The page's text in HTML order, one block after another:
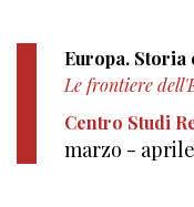
Europa.
Le frontiere
Centro Studi
marzo - aprile